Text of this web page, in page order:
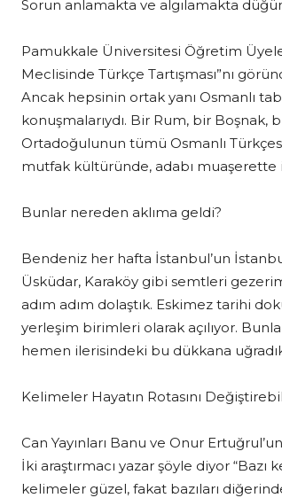
Sorun anlamakta ve algılamakta
Pamukkale Üniversitesi Öğretim
Meclisinde Türkçe Tartışması”nı
Ancak hepsinin ortak yanı Osmanlı
konuşmalarıydı. Bir Rum, bir Boşnak,
Ortadoğulunun tümü Osmanlı
mutfak kültüründe, adabı muaşerette
Bunlar nereden aklıma geldi?
Bendeniz her hafta İstanbul’un
Üsküdar, Karaköy gibi semtleri
adım adım dolaştık. Eskimez tarihi
yerleşim birimleri olarak açılıyor.
hemen ilerisindeki bu dükkana
Kelimeler Hayatın Rotasını
Can Yayınları Banu ve Onur
İki araştırmacı yazar şöyle diyor
kelimeler güzel, fakat bazıları